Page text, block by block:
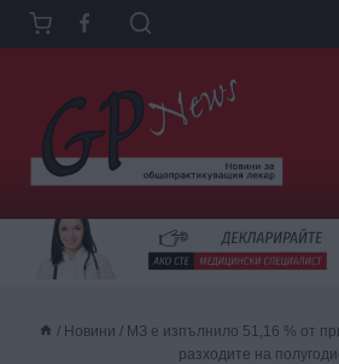
Към
съдържанието
/ Новини / МЗ е изпълнило 51,16 % от
разходите на